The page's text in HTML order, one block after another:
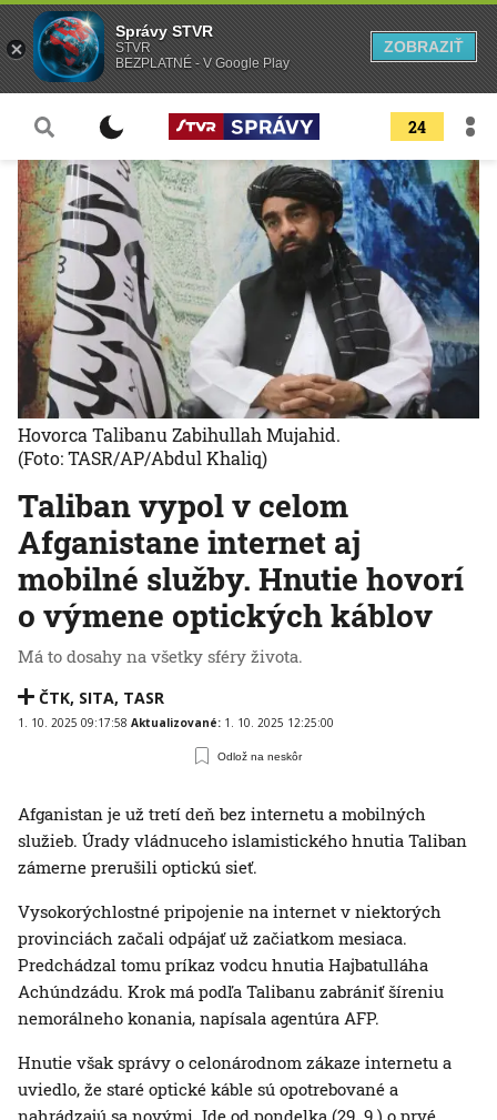
24
Taliban vypol v celom
Afganistane internet aj
mobilné služby. Hnutie hovorí
o výmene optických káblov
Má to dosahy na všetky sféry života.
ČTK, SITA, TASR
1. 10. 2025 09:17:58 Aktualizované: 1. 10. 2025 12:25:00
Odlož na neskôr
Hovorca Talibanu Zabihullah Mujahid.
(Foto: TASR/AP/Abdul Khaliq)
Afganistan je už tretí deň bez internetu a mobilných
služieb. Úrady vládnuceho islamistického hnutia Taliban
zámerne prerušili optickú sieť.
Vysokorýchlostné pripojenie na internet v niektorých
provinciách začali odpájať už začiatkom mesiaca.
Predchádzal tomu príkaz vodcu hnutia Hajbatulláha
Achúndzádu. Krok má podľa Talibanu zabrániť šíreniu
nemorálneho konania, napísala agentúra AFP.
Hnutie však správy o celonárodnom zákaze internetu a
uviedlo, že staré optické káble sú opotrebované a
Správy STVR
STVR
BEZPLATNÉ - V Google Play
ZOBRAZIŤ